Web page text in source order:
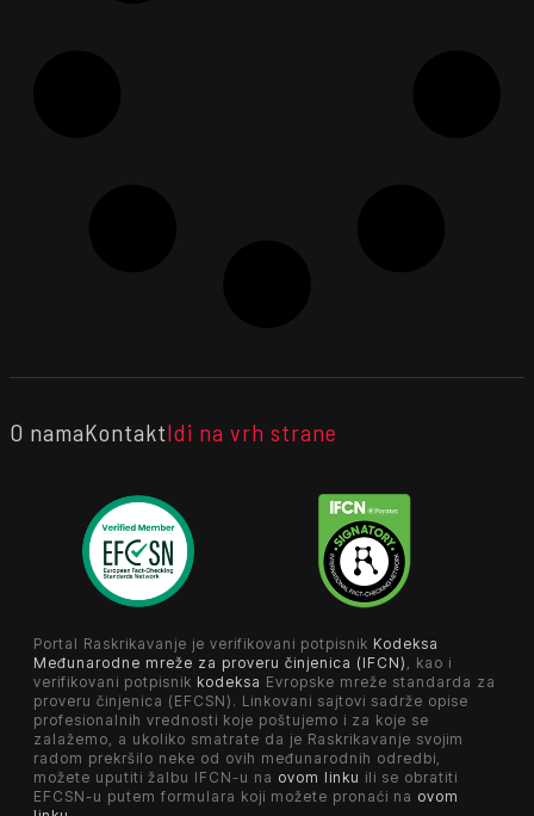
O namaKontaktIdi na vrh strane
Portal Raskrikavanje je verifikovani potpisnik Kodeksa
Međunarodne mreže za proveru činjenica (IFCN) , kao i
verifikovani potpisnik kodeksa Evropske mreže standarda za
proveru činjenica (EFCSN). Linkovani sajtovi sadrže opise
profesionalnih vrednosti koje poštujemo i za koje se
zalažemo, a ukoliko smatrate da je Raskrikavanje svojim
radom prekršilo neke od ovih međunarodnih odredbi,
možete uputiti žalbu IFCN-u na ovom linku ili se obratiti
EFCSN-u putem formulara koji možete pronaći na ovom